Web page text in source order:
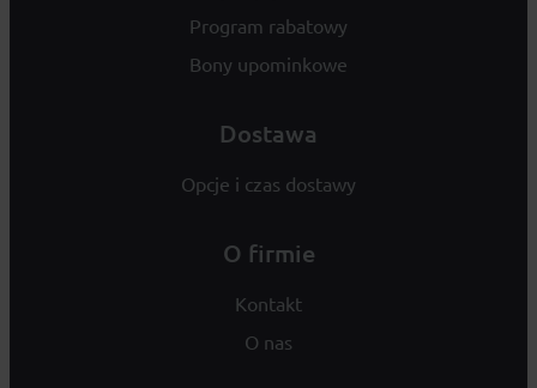
Program rabatowy
Bony upominkowe
Dostawa
Opcje i czas dostawy
O firmie
Kontakt
O nas